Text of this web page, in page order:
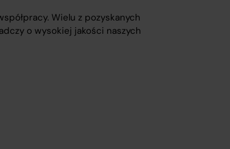
Wielu z pozyskanych
o wysokiej jakości naszych